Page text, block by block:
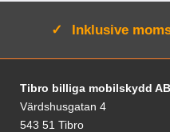
Aktiv:
Inklusive
Fodnoter
Tibro billiga mobilskydd AB
Värdshusgatan 4
543 51 Tibro